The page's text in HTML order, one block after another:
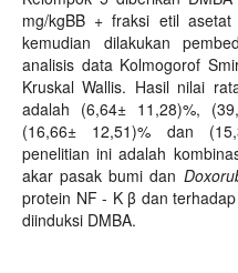
mg/kgBB + fraksi etil
kemudian dilakukan
analisis data Kolmogorof
Kruskal Wallis. Hasil nilai
adalah (6,64± 11,28)%,
(16,66± 12,51)% dan
penelitian ini adalah
akar pasak bumi dan
protein NF - K β dan
diinduksi DMBA.